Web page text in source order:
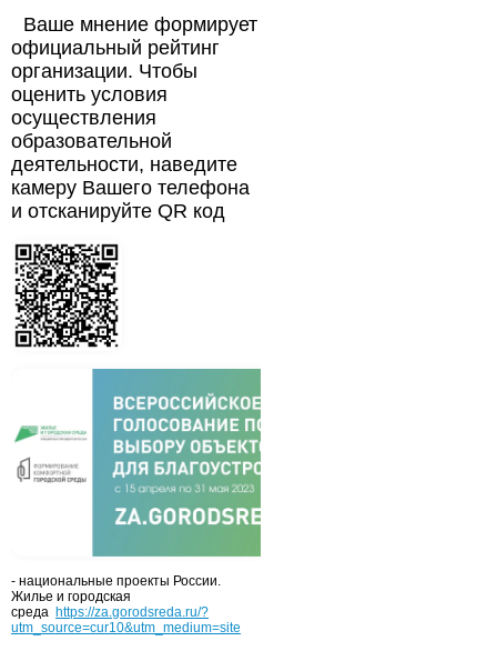
Ваше мнение формирует
официальный рейтинг
организации. Чтобы
оценить условия
осуществления
образовательной
деятельности, наведите
камеру Вашего телефона
и отсканируйте QR код
- национальные проекты России.
Жилье и городская
среда https://za.gorodsreda.ru/?
utm_source=cur10&utm_medium=site